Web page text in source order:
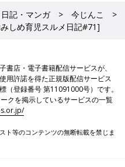
日記・マンガ
今じんこ
しめ育児スルメ日記#71]
書店・電子書籍配信サービスが、
用許諾を得た正規版配信サービス
（登録番号 第11091000号）です。
クを掲示しているサービスの一覧
ト等のコンテンツの無断転載を禁じま